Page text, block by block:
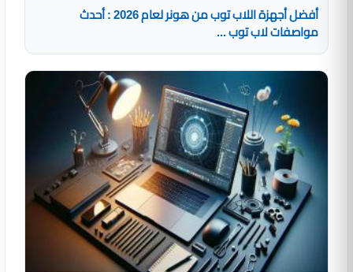
أفضل أجهزة اللاب توب من هونر لعام 2026 : أحدث
مواصفات لاب توب ...